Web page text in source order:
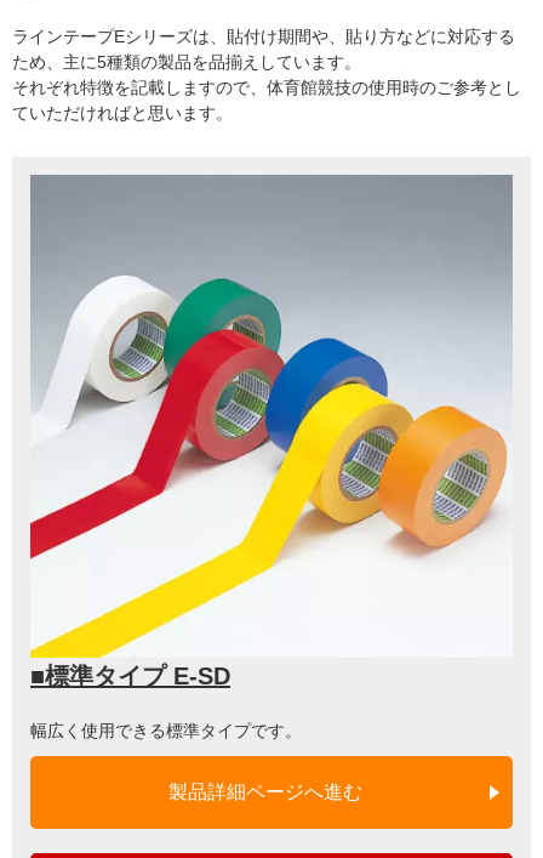
ラインテープEシリーズは、貼付け期間や、貼り方などに対応する
ため、主に5種類の製品を品揃えしています。
それぞれ特徴を記載しますので、体育館競技の使用時のご参考とし
ていただければと思います。
■標準タイプ E-SD
幅広く使用できる標準タイプです。
製品詳細ページへ進む